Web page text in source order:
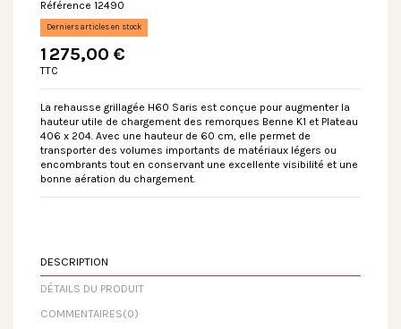
Référence 12490
Derniers articles en stock
1 275,00 €
TTC
La rehausse grillagée H60 Saris est conçue pour augmenter la
hauteur utile de chargement des remorques Benne K1 et Plateau
406 x 204. Avec une hauteur de 60 cm, elle permet de
transporter des volumes importants de matériaux légers ou
encombrants tout en conservant une excellente visibilité et une
bonne aération du chargement.
DESCRIPTION
DÉTAILS DU PRODUIT
COMMENTAIRES(0)